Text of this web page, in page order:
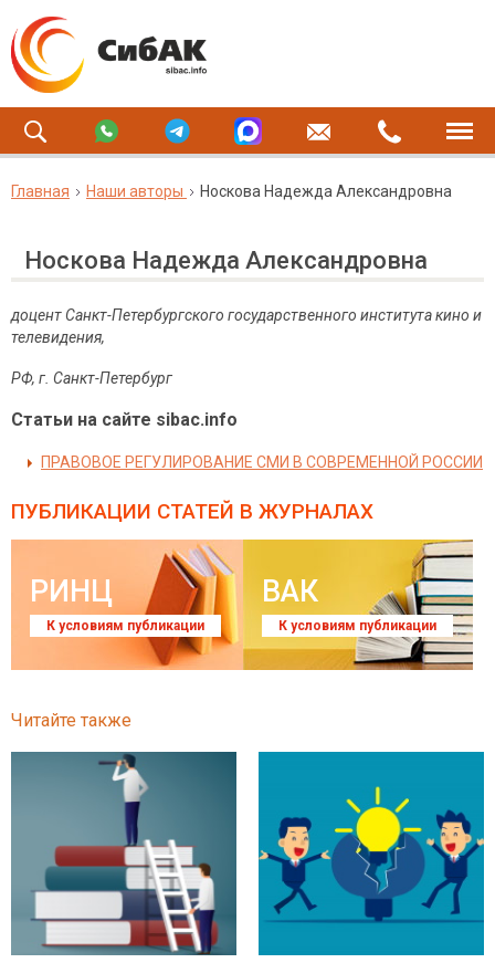
Главная Наши авторы Носкова Надежда Александровна
Носкова Надежда Александровна
доцент Санкт-Петербургского государственного института кино и
телевидения,
РФ, г. Санкт-Петербург
Статьи на сайте sibac.info
ПРАВОВОЕ РЕГУЛИРОВАНИЕ СМИ В СОВРЕМЕННОЙ РОССИИ
ПУБЛИКАЦИИ СТАТЕЙ В ЖУРНАЛАХ
РИНЦ
К условиям публикации
ВАК
К условиям публикации
Читайте также